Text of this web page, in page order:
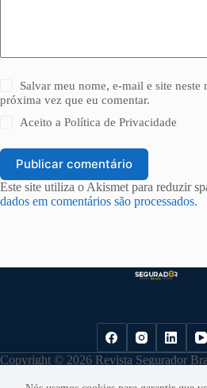
Salvar meu nome, e-mail e site neste
próxima vez que eu comentar.
Aceito aPolítica de Privacidade
Publicar comentário
Este site utiliza o Akismet para reduzir
dados em comentários são processados.
Copyright © 2026 Revista Segurador